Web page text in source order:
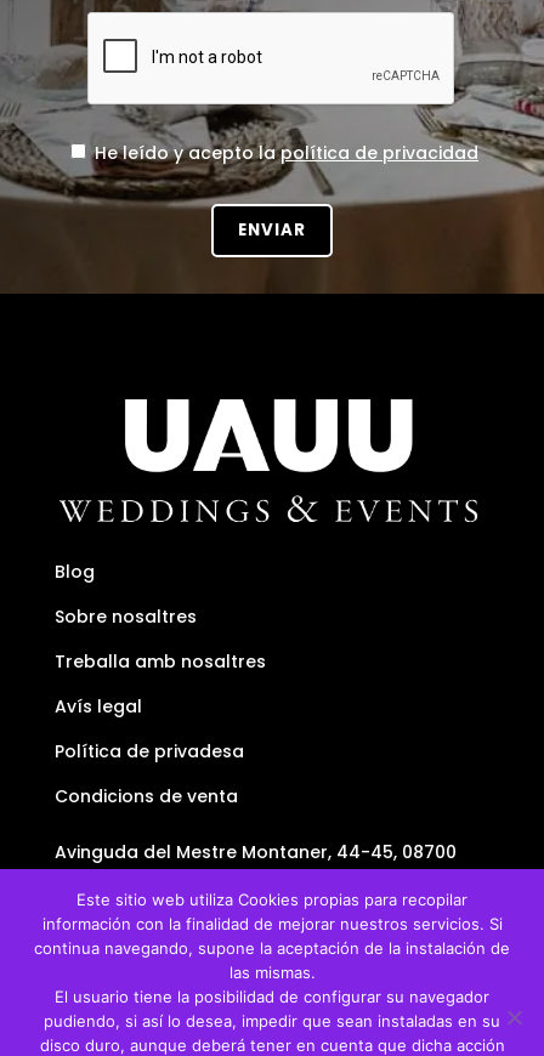
He leído y acepto lapolítica de privacidad
Blog
Sobre nosaltres
Treballa amb nosaltres
Avís legal
Política de privadesa
Condicions de venta
Avinguda del Mestre Montaner, 44-45, 08700
+34634438736
+34634438736
info@uauu.cat
Este sitio web utiliza Cookies propias para recopilar
información con la finalidad de mejorar nuestros servicios. Si
continua navegando, supone la aceptación de la instalación de
las mismas.
El usuario tiene la posibilidad de configurar su navegador
pudiendo, si así lo desea, impedir que sean instaladas en su
disco duro, aunque deberá tener en cuenta que dicha acción